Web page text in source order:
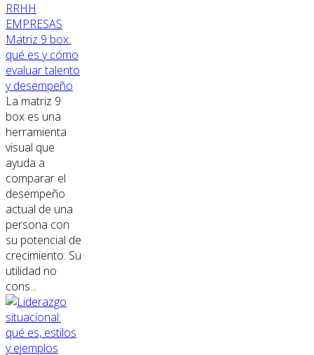
RRHH
EMPRESAS
Matriz 9 box:
qué es y cómo
evaluar talento
y desempeño
La matriz 9
box es una
herramienta
visual que
ayuda a
comparar el
desempeño
actual de una
persona con
su potencial de
crecimiento. Su
utilidad no
cons...